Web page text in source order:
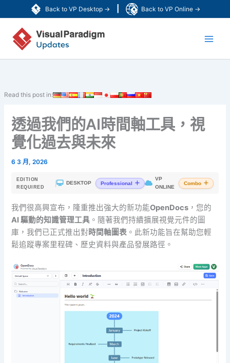
Back to VP Desktop → Back to VP Online →
至
Read this post in:
透過我們的AI時間軸工具，視
覺化過去與未來
6 3 月, 2026
EDITION
REQUIRED
DESKTOP Professional
VP
ONLINE
Combo
我們很高興宣布，隆重推出強大的新功能OpenDocs ，您的
AI 驅動的知識管理工具 。隨著我們持續擴展視覺元件的圖
庫，我們已正式推出對時間軸圖表 。此新功能旨在幫助您輕
鬆追蹤專案里程碑、歷史資料與產品發展路徑。